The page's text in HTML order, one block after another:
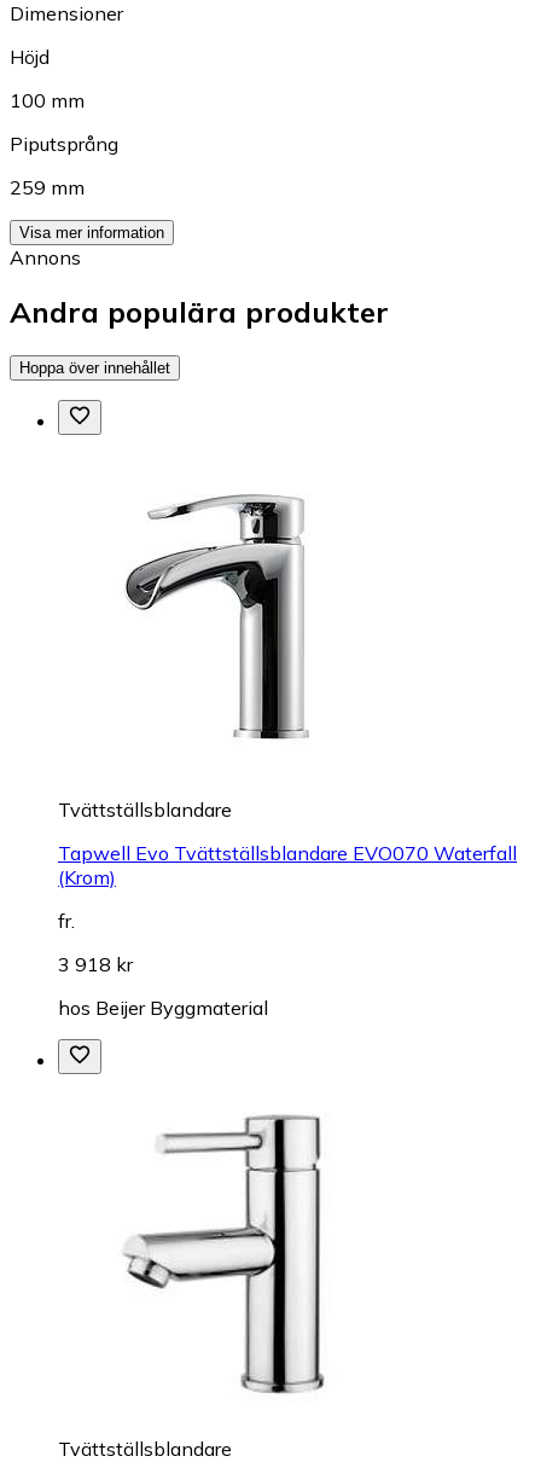
Dimensioner
Höjd
100 mm
Piputsprång
259 mm
Visa mer information
Annons
Andra populära produkter
Hoppa över innehållet
Tvättställsblandare
Tapwell Evo Tvättställsblandare EVO070 Waterfall
(Krom)
fr.
3 918 kr
hos Beijer Byggmaterial
Tvättställsblandare